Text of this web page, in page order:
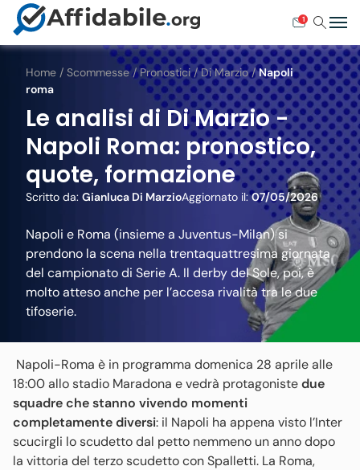
1
Home / Scommesse/Pronostici/Di Marzio/Napoli
roma
Le analisi di Di Marzio -
Napoli Roma: pronostico,
quote, formazione
Scritto da: Gianluca Di MarzioAggiornato il:07/05/2026
Napoli e Roma (insieme a Juventus-Milan) si
prendono la scena nella trentaquattresima giornata
del campionato di Serie A. Il derby del Sole, poi, è
molto atteso anche per l’accesa rivalità tra le due
tifoserie.
Napoli-Roma è in programma domenica 28 aprile alle
18:00 allo stadio Maradona e vedrà protagonistedue
squadre che stanno vivendo momenti
completamente diversi: il Napoli ha appena visto l’Inter
scucirgli lo scudetto dal petto nemmeno un anno dopo
la vittoria del terzo scudetto con Spalletti. La Roma,